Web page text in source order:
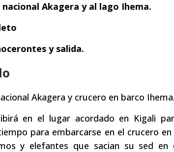
Akagera y al lago Ihema.
y salida.
Akagera y crucero en barco Ihema.
en el lugar acordado en Kigali
para embarcarse en el crucero
y elefantes que sacian su sed en